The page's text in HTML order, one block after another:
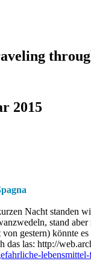
2015
Nacht standen
stand
gestern) könnte
das las: http://